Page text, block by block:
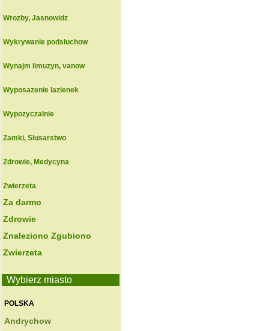
Wrozby, Jasnowidz
Wykrywanie podsluchow
Wynajm limuzyn, vanow
Wyposazenie lazienek
Wypozyczalnie
Zamki, Slusarstwo
Zdrowie, Medycyna
Zwierzeta
Za darmo
Zdrowie
Znaleziono Zgubiono
Zwierzeta
Wybierz miasto
POLSKA
Andrychow